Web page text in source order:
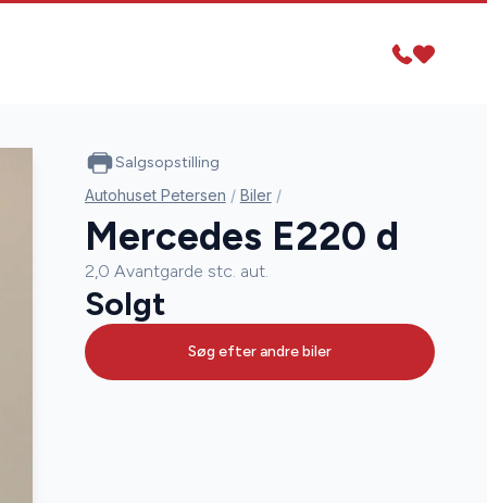
Salgsopstilling
Autohuset Petersen / Biler /
Mercedes E220 d
2,0 Avantgarde stc. aut.
Solgt
Søg efter andre biler